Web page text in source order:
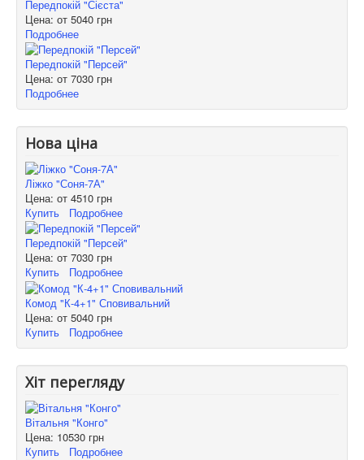
Передпокій "Сієста"
Цена: от 5040 грн
Подробнее
Передпокій "Персей"
Цена: от 7030 грн
Подробнее
Нова ціна
Ліжко "Соня-7А"
Цена: от 4510 грн
Купить
Подробнее
Передпокій "Персей"
Цена: от 7030 грн
Купить
Подробнее
Комод "К-4+1" Сповивальний
Цена: от 5040 грн
Купить
Подробнее
Хіт перегляду
Вітальня "Конго"
Цена: 10530 грн
Купить
Подробнее